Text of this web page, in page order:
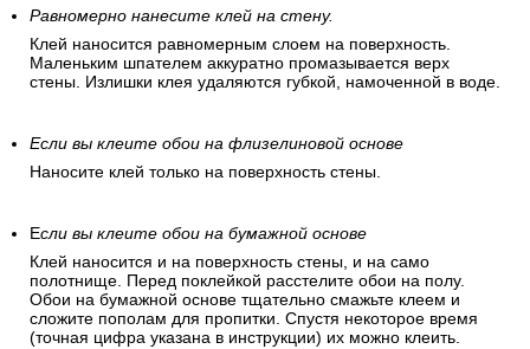
Равномерно нанесите клей на стену.
Клей наносится равномерным слоем на поверхность.
Маленьким шпателем аккуратно промазывается верх
стены. Излишки клея удаляются губкой, намоченной в воде.
Если вы клеите обои на флизелиновой основе
Наносите клей только на поверхность стены.
Если вы клеите обои на бумажной основе
Клей наносится и на поверхность стены, и на само
полотнище. Перед поклейкой расстелите обои на полу.
Обои на бумажной основе тщательно смажьте клеем и
сложите пополам для пропитки. Спустя некоторое время
(точная цифра указана в инструкции) их можно клеить.